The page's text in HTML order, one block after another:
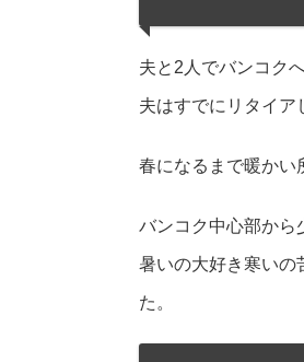
夫と2人でバンコク
夫はすでにリタイア
春になるまで暖かい
バンコク中心部から
暑いの大好き寒いの
た。